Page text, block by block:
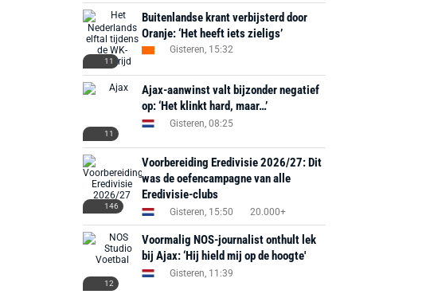
11
Buitenlandse krant verbijsterd door
Oranje: ‘Het heeft iets zieligs’
Gisteren, 15:32
11
Ajax-aanwinst valt bijzonder negatief
op: ‘Het klinkt hard, maar…’
Gisteren, 08:25
146
Voorbereiding Eredivisie 2026/27: Dit
was de oefencampagne van alle
Eredivisie-clubs
Gisteren, 15:50 20.000+
12
Voormalig NOS-journalist onthult lek
bij Ajax: ‘Hij hield mij op de hoogte'
Gisteren, 11:39